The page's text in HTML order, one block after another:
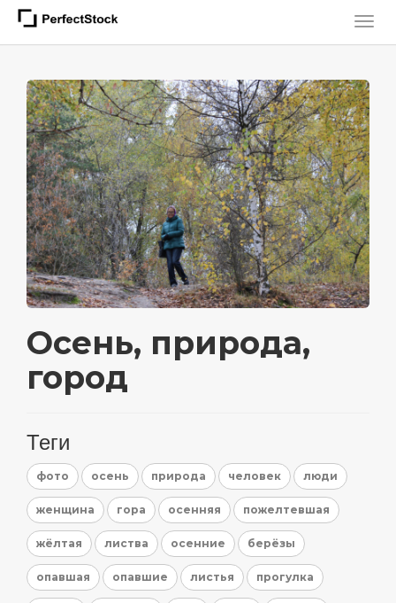
Осень, природа,
город
Теги
фото осень природа человек люди
женщина гора осенняя пожелтевшая
жёлтая листва осенние берёзы
опавшая опавшие листья прогулка